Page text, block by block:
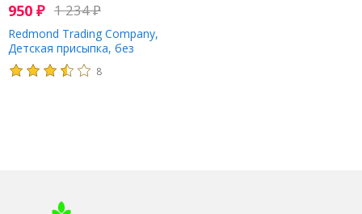
950 ₽ 1 234₽
Redmond Trading Company,
Детская присыпка, без
отдушек, 85 г (3 унции)
8